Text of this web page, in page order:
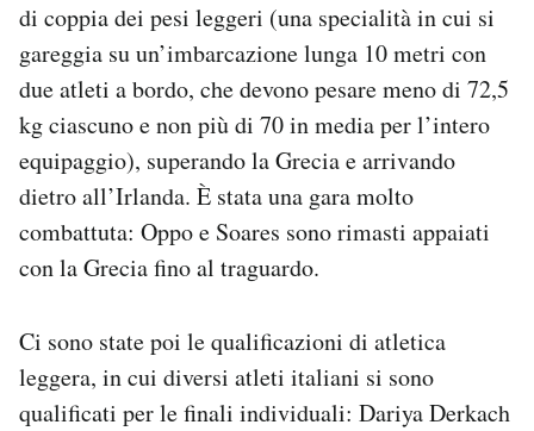
di coppia dei pesi leggeri (una specialità in cui si
gareggia su un’imbarcazione lunga 10 metri con
due atleti a bordo, che devono pesare meno di 72,5
kg ciascuno e non più di 70 in media per l’intero
equipaggio), superando la Grecia e arrivando
dietro all’Irlanda. È stata una gara molto
combattuta: Oppo e Soares sono rimasti appaiati
con la Grecia fino al traguardo.
Ci sono state poi le qualificazioni di atletica
leggera, in cui diversi atleti italiani si sono
qualificati per le finali individuali: Dariya Derkach